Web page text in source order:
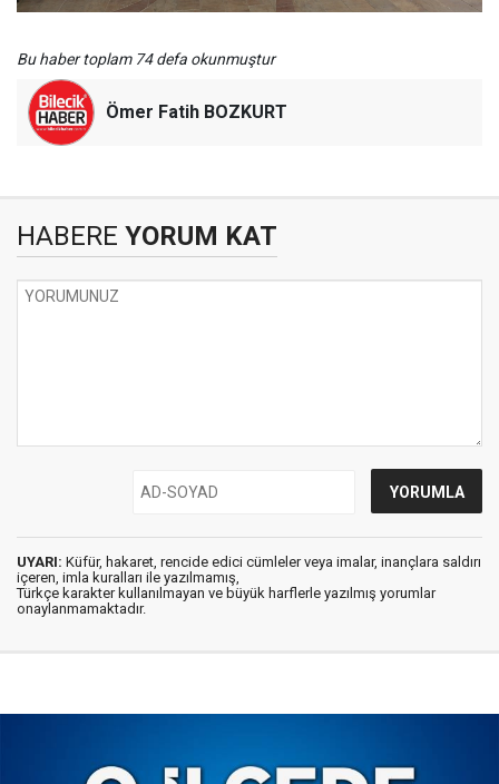
Bu haber toplam 74 defa okunmuştur
Ömer Fatih BOZKURT
HABERE YORUM KAT
UYARI: Küfür, hakaret, rencide edici cümleler veya imalar, inançlara saldırı
içeren, imla kuralları ile yazılmamış,
Türkçe karakter kullanılmayan ve büyük harflerle yazılmış yorumlar
onaylanmamaktadır.